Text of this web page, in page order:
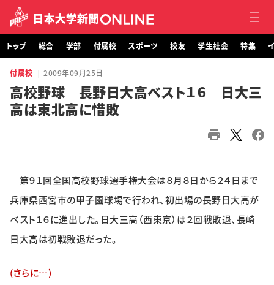
トップ
総合
スポーツ
トップ 総合 学部 付属校 スポーツ 校友 学生社会 特集
付属校 2009年09月25日
高校野球 長野日大高ベスト１６ 日大三
高は東北高に惜敗
第９１回全国高校野球選手権大会は８月８日から２４日まで
兵庫県西宮市の甲子園球場で行われ、初出場の長野日大高が
ベスト１６に進出した。日大三高（西東京）は２回戦敗退、長崎
日大高は初戦敗退だった。
(さらに…)